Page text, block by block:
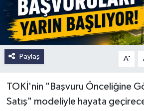
Paylaş A-
TOKİ'nin "Başvuru Önceliğine
Satış" modeliyle hayata